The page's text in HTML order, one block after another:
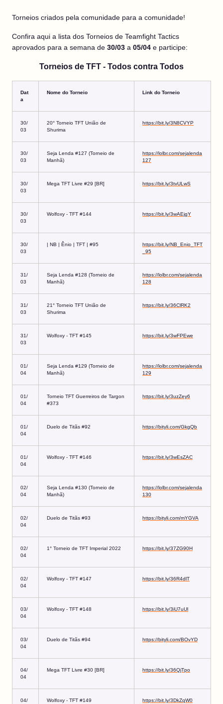
Torneios criados pela comunidade para a comunidade!
Confira aqui a lista dos Torneios de Teamfight Tactics
aprovados para a semana de 30/03 a 05/04 e participe:
Torneios de TFT - Todos contra Todos
Dat
a
Nome do Torneio Link do Torneio
30/
03
20° Torneio TFT União de
Shurima
https://bit.ly/3N8CVYP
30/
03
Seja Lenda #127 (Torneio de
Manhã)
https://lolbr.com/sejalenda
127
30/
03
Mega TFT Livre #29 [BR] https://bit.ly/3tvULwS
30/
03
Wolfoxy - TFT #144 https://bit.ly/3wAEjgY
30/
03
| NB | Ênio | TFT | #95
https://bit.ly/NB_Enio_TFT
_95
31/
03
Seja Lenda #128 (Torneio de
Manhã)
https://lolbr.com/sejalenda
128
31/
03
21° Torneio TFT União de
Shurima
https://bit.ly/36ClRK2
31/
03
Wolfoxy - TFT #145 https://bit.ly/3wFPEwe
01/
04
Seja Lenda #129 (Torneio de
Manhã)
https://lolbr.com/sejalenda
129
01/
04
Torneio TFT Guerreiros de Targon
#373
https://bit.ly/3uzZey6
01/
04
Duelo de Titãs #92 https://bityli.com/GkgQb
01/
04
Wolfoxy - TFT #146 https://bit.ly/3wEsZAC
02/
04
Seja Lenda #130 (Torneio de
Manhã)
https://lolbr.com/sejalenda
130
02/
04
Duelo de Titãs #93 https://bityli.com/mYGVA
02/
04
1° Torneio de TFT Imperial 2022 https://bit.ly/37ZG90H
02/
04
Wolfoxy - TFT #147 https://bit.ly/36R4dlT
03/
04
Wolfoxy - TFT #148 https://bit.ly/3iU7uUl
03/
04
Duelo de Titãs #94 https://bityli.com/BOvYD
04/
04
Mega TFT Livre #30 [BR] https://bit.ly/36QjTpo
04/
Wolfoxy - TFT #149 https://bit.ly/3DkZqW0